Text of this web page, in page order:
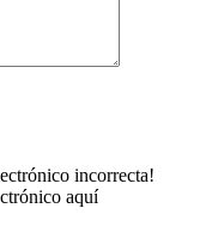
incorrecta!
aquí